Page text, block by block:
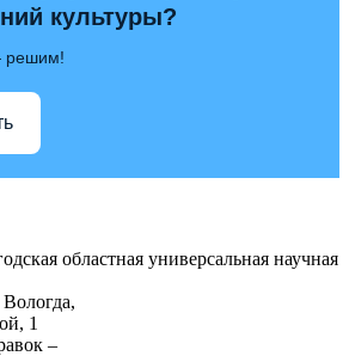
культуры?
решим!
областная универсальная научная
1
–